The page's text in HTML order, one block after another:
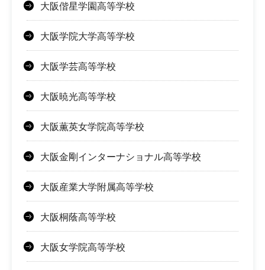
大阪偕星学園高等学校
大阪学院大学高等学校
大阪学芸高等学校
大阪暁光高等学校
大阪薫英女学院高等学校
大阪金剛インターナショナル高等学校
大阪産業大学附属高等学校
大阪桐蔭高等学校
大阪女学院高等学校